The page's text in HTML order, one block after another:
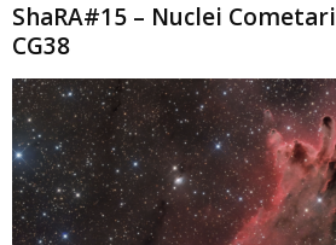
ShaRA#15 – Nuclei Cometari
CG38